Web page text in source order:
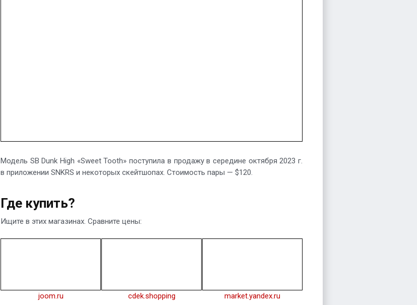
Модель SB Dunk High «Sweet Tooth» поступила в продажу в середине октября 2023 г.
в приложении SNKRS и некоторых скейтшопах. Стоимость пары — $120.
Где купить?
Ищите в этих магазинах. Сравните цены:
joom.ru cdek.shopping market.yandex.ru